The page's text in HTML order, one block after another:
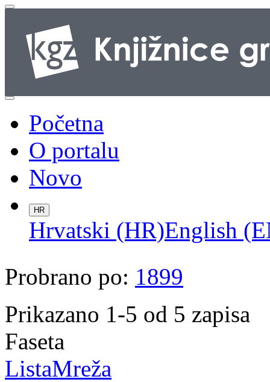
Početna
O portalu
Novo
HR
Hrvatski (HR)English
Probrano po: 1899
Prikazano 1-5 od 5 zapisa
Faseta
ListaMreža